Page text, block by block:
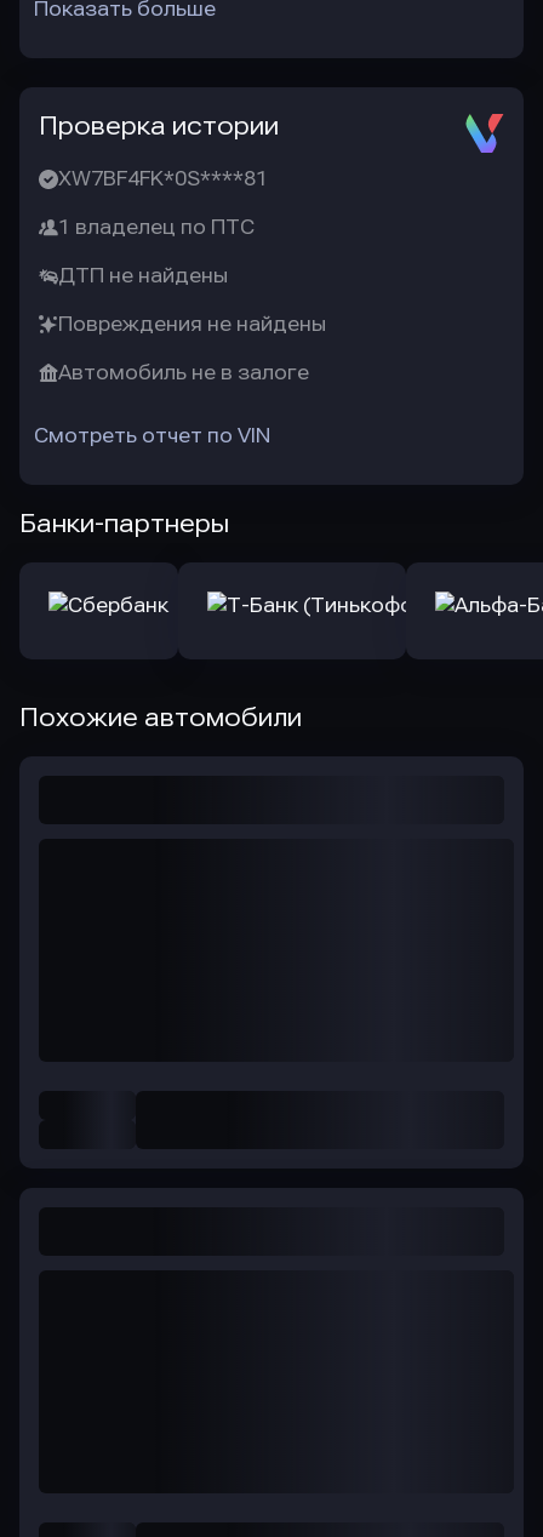
Показать больше
Проверка истории
XW7BF4FK*0S****81
1 владелец по ПТС
ДТП не найдены
Повреждения не найдены
Автомобиль не в залоге
Смотреть отчет по VIN
Банки-партнеры
Похожие автомобили